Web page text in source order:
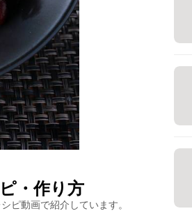
・作り方
ピ動画で紹介しています。